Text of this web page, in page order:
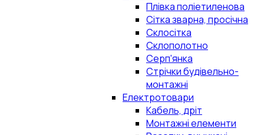
Плівка поліетиленова
Сітка зварна, просічна
Склосітка
Склополотно
Серп'янка
Стрічки будівельно-
монтажні
Електротовари
Кабель, дріт
Монтажні елементи